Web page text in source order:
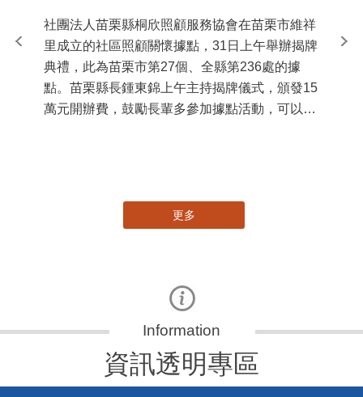
社團法人苗栗縣桐欣照顧服務協會在苗栗市維祥
里成立的社區照顧關懷據點，31日上午舉辦揭牌
典禮，此為苗栗市第27個、全縣第236處的據
點。苗栗縣長鍾東錦上午主持揭牌儀式，頒發15
萬元開辦費，鼓勵長輩多參加據點活動，可以更
苗
更多
資訊透明專區